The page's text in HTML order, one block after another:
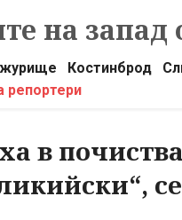
на запад
Костинброд
репортери
в